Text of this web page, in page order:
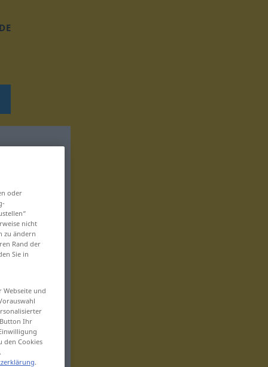
DE
oder
nicht
zu ändern
Rand der
Sie in
und
Ihr
den Cookies
.